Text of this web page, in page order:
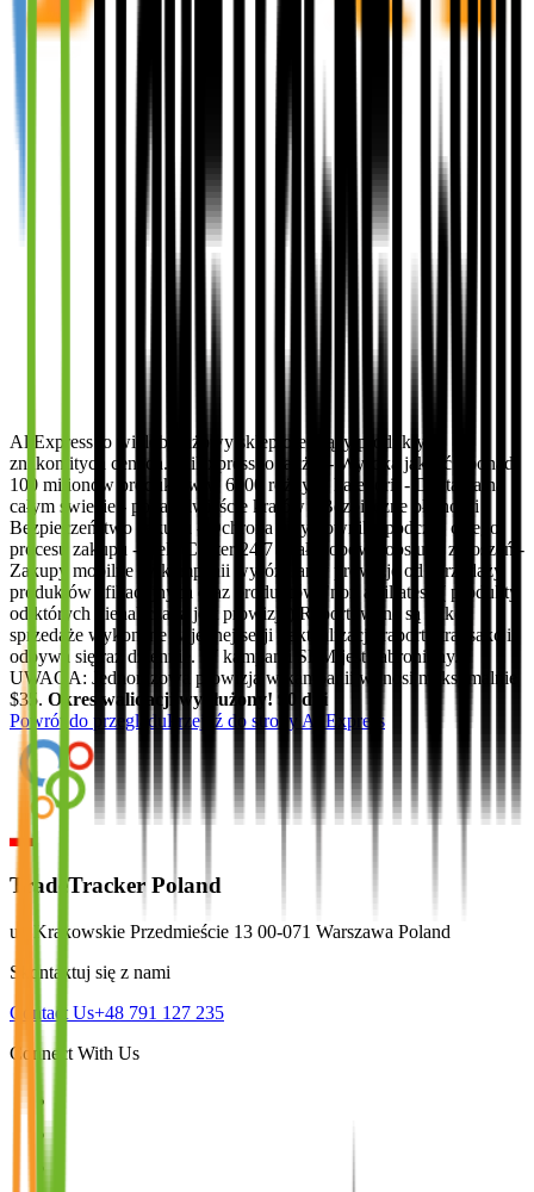
AliExpress to wielobranżowy sklep oferujący produkty w
znakomitych cenach. AliExpress to także: - Wysoka jakość - ponad
100 milionów produktów w 6000 różnych kategorii - Dostawa na
całym świecie - ponad dwieście krajów - Bezpieczne płatności -
Bezpieczeństwo zakupu - Ochrona Użytkownika podczas całego
procesu zakupu - Help Center 24/7 - całodobowa obsługa zgłoszeń -
Zakupy mobilne W kampanii wyróżniamy prowizję od sprzedaży
produktów afiliacyjnych oraz produktów "non affiliates" ( produkty
od których nienaliczana jest prowizja) Raportowane są tylko
sprzedaże wykonane w jednej sesji - aktualizacja raportu transakcji
odbywa się raz dziennie. W kampanii SEM jest zabroniony.
UWAGA: Jednorazowa prowizja w kampanii wynosi maksymalnie
$35. Okres walidacji wydłużony! 90 dni
Powrót do przegląduPrzejdź do strony AliExpress
TradeTracker Poland
ul. Krakowskie Przedmieście 13 00-071 Warszawa Poland
Skontaktuj się z nami
Contact Us+48 791 127 235
Connect With Us